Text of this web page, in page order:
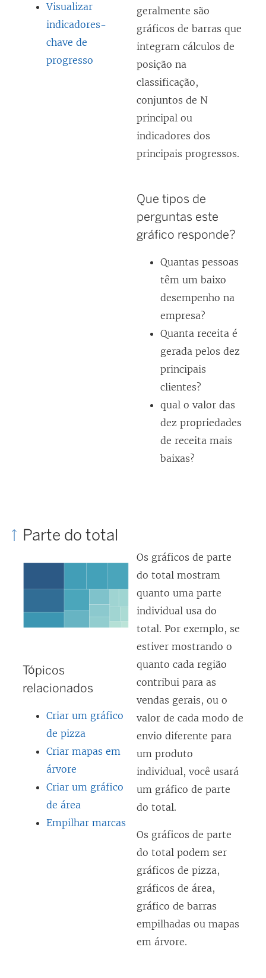
Visualizar
indicadores-
chave de
progresso
geralmente são
gráficos de barras que
integram cálculos de
posição na
classificação,
conjuntos de N
principal ou
indicadores dos
principais progressos.
Que tipos de
perguntas este
gráfico responde?
Quantas pessoas
têm um baixo
desempenho na
empresa?
Quanta receita é
gerada pelos dez
principais
clientes?
qual o valor das
dez propriedades
de receita mais
baixas?
Parte do total
Tópicos
relacionados
Criar um gráfico
de pizza
Criar mapas em
árvore
Criar um gráfico
de área
Empilhar marcas
Os gráficos de parte
do total mostram
quanto uma parte
individual usa do
total. Por exemplo, se
estiver mostrando o
quanto cada região
contribui para as
vendas gerais, ou o
valor de cada modo de
envio diferente para
um produto
individual, você usará
um gráfico de parte
do total.
Os gráficos de parte
do total podem ser
gráficos de pizza,
gráficos de área,
gráfico de barras
empilhadas ou mapas
em árvore.